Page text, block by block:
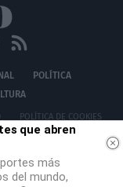
POLÍTICA
POLÍTICA DE COOKIES
S.L.
que abren
más
del mundo,